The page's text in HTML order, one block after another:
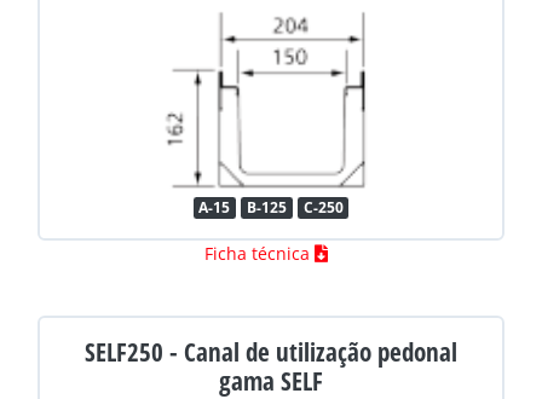
A-15 B-125 C-250
Ficha técnica
SELF250 - Canal de utilização pedonal
gama SELF